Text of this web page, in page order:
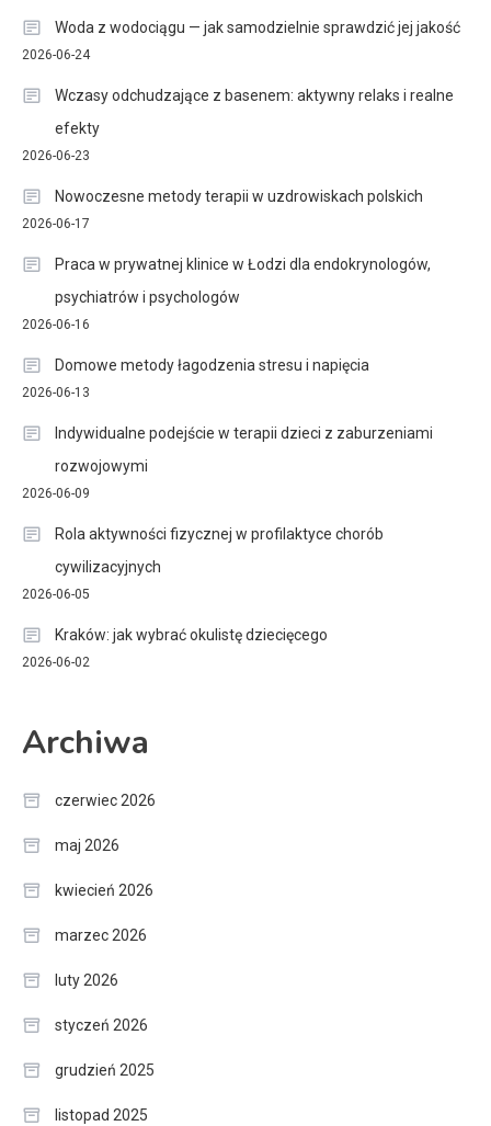
Woda z wodociągu — jak samodzielnie sprawdzić jej jakość
2026-06-24
Wczasy odchudzające z basenem: aktywny relaks i realne
efekty
2026-06-23
Nowoczesne metody terapii w uzdrowiskach polskich
2026-06-17
Praca w prywatnej klinice w Łodzi dla endokrynologów,
psychiatrów i psychologów
2026-06-16
Domowe metody łagodzenia stresu i napięcia
2026-06-13
Indywidualne podejście w terapii dzieci z zaburzeniami
rozwojowymi
2026-06-09
Rola aktywności fizycznej w profilaktyce chorób
cywilizacyjnych
2026-06-05
Kraków: jak wybrać okulistę dziecięcego
2026-06-02
Archiwa
czerwiec 2026
maj 2026
kwiecień 2026
marzec 2026
luty 2026
styczeń 2026
grudzień 2025
listopad 2025